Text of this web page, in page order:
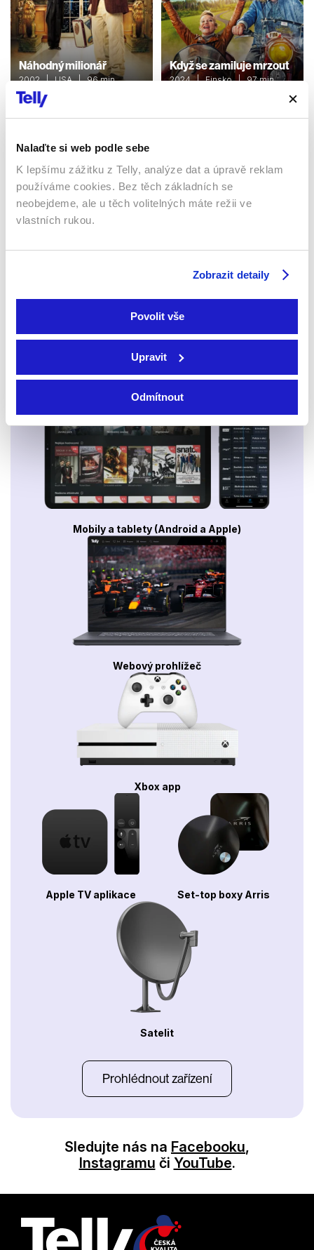
Nalaďte si web podle sebe
K lepšímu zážitku z Telly, analýze dat a úpravě reklam
používáme cookies. Bez těch základních se
neobejdeme, ale u těch volitelných máte režii ve
vlastních rukou.
Zobrazit detaily
Povolit vše
Upravit
Odmítnout
Náhodný milionář
2002 | USA | 96 min
Filmy / Komedie
Když se zamiluje mrzout
2024 | Finsko | 97 min
Sledujte kdekoliv až na 6 zařízeních
Sledovat internetovou televizi jde odkudkoliv
po celé EU, a to až na 6 zařízeních.
Smart TV - Android, Google, Samsung, LG, VIDAA
Mobily a tablety (Android a Apple)
Webový prohlížeč
Xbox app
Apple TV aplikace Set-top boxy Arris
Satelit
Prohlédnout zařízení
Sledujte nás na Facebooku,
Instagramu či YouTube.